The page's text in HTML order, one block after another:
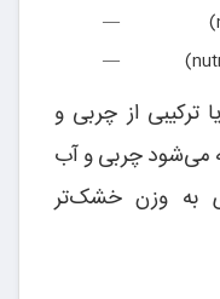
—
—
ترکیبی از چربی و
چربی و آب
به وزن خشک‌تر